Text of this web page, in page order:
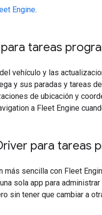
Engine.
para tareas
vehículo y las
y sus paradas y tareas
de ubicación y
a Fleet Engine
para tareas
más sencilla con Fleet
sola app para
sin tener que cambiar a